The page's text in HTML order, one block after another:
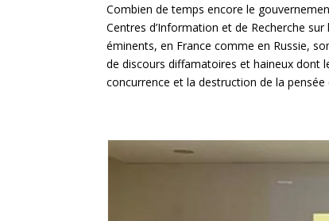
Combien de temps encore le
Centres d’Information et de Recherche
éminents, en France comme en Russie,
de discours diffamatoires et haineux dont
concurrence et la destruction de la pensée